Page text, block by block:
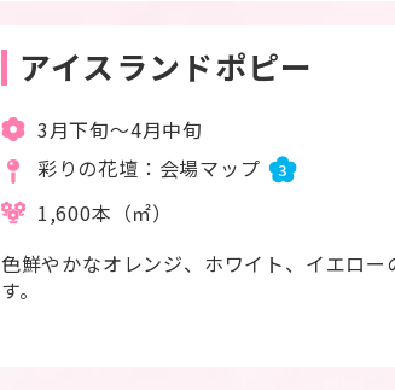
アイスランドポピー
3月下旬～4月中旬
彩りの花壇：会場マップ
3
1,600本（㎡）
色鮮やかなオレンジ、ホワイト、イエロ
す。